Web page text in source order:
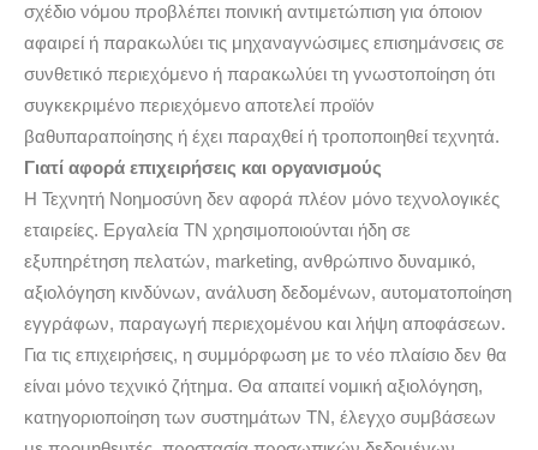
σχέδιο νόμου προβλέπει ποινική αντιμετώπιση για όποιον
αφαιρεί ή παρακωλύει τις μηχαναγνώσιμες επισημάνσεις σε
συνθετικό περιεχόμενο ή παρακωλύει τη γνωστοποίηση ότι
συγκεκριμένο περιεχόμενο αποτελεί προϊόν
βαθυπαραποίησης ή έχει παραχθεί ή τροποποιηθεί τεχνητά.
Γιατί αφορά επιχειρήσεις και οργανισμούς
Η Τεχνητή Νοημοσύνη δεν αφορά πλέον μόνο τεχνολογικές
εταιρείες. Εργαλεία ΤΝ χρησιμοποιούνται ήδη σε
εξυπηρέτηση πελατών, marketing, ανθρώπινο δυναμικό,
αξιολόγηση κινδύνων, ανάλυση δεδομένων, αυτοματοποίηση
εγγράφων, παραγωγή περιεχομένου και λήψη αποφάσεων.
Για τις επιχειρήσεις, η συμμόρφωση με το νέο πλαίσιο δεν θα
είναι μόνο τεχνικό ζήτημα. Θα απαιτεί νομική αξιολόγηση,
κατηγοριοποίηση των συστημάτων ΤΝ, έλεγχο συμβάσεων